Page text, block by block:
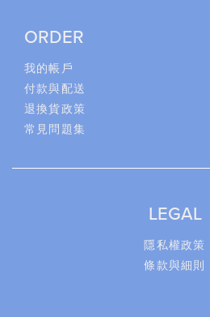
ORDER
我的帳戶
付款與配送
退換貨政策
常見問題集
LEGAL
隱私權政策
條款與細則